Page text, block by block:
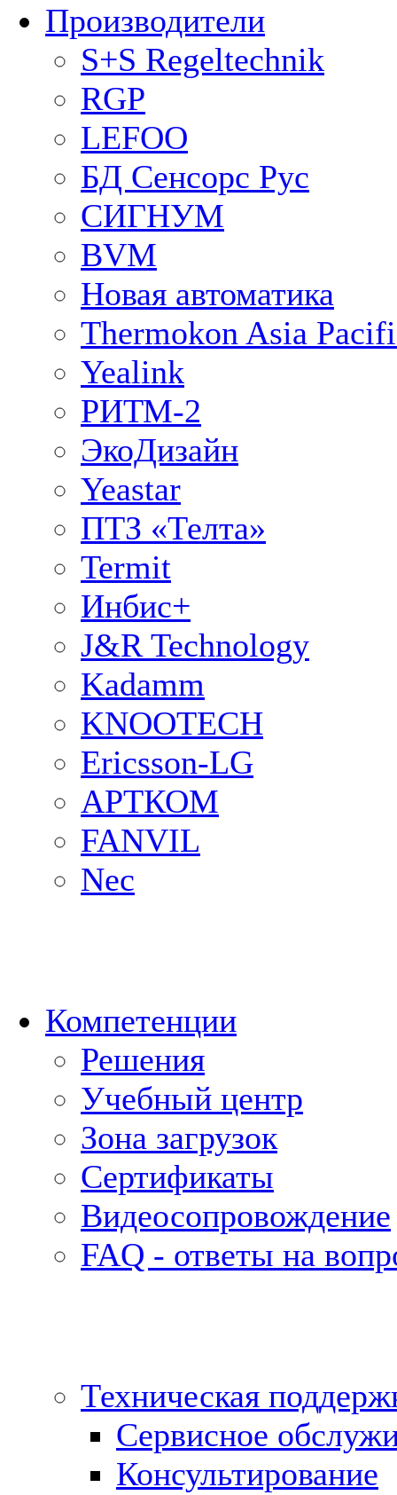
Производители
S+S Regeltechnik
RGP
LEFOO
БД Сенсорс Рус
СИГНУМ
BVM
Новая автоматика
Thermokon Asia
Yealink
РИТМ-2
ЭкоДизайн
Yeastar
ПТЗ «Телта»
Termit
Инбис+
J&R Technology
Kadamm
KNOOTECH
Ericsson-LG
АРТКОМ
FANVIL
Nec
Компетенции
Решения
Учебный центр
Зона загрузок
Сертификаты
Видеосопровождение
FAQ - ответы на
Техническая
Сервисное
Консультирование